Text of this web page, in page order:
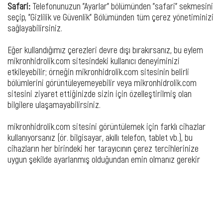
Safari: Telefonunuzun "Ayarlar" bölümünden "safari" sekmesini
seçip, "Gizlilik ve Güvenlik" Bölümünden tüm çerez yönetiminizi
sağlayabilirsiniz.
Eğer kullandığımız çerezleri devre dışı bırakırsanız, bu eylem
mikronhidrolik.com sitesindeki kullanıcı deneyiminizi
etkileyebilir; örneğin mikronhidrolik.com sitesinin belirli
bölümlerini görüntüleyemeyebilir veya mikronhidrolik.com
sitesini ziyaret ettiğinizde sizin için özelleştirilmiş olan
bilgilere ulaşamayabilirsiniz.
mikronhidrolik.com sitesini görüntülemek için farklı cihazlar
kullanıyorsanız (ör. bilgisayar, akıllı telefon, tablet vb.), bu
cihazların her birindeki her tarayıcının çerez tercihlerinize
uygun şekilde ayarlanmış olduğundan emin olmanız gerekir